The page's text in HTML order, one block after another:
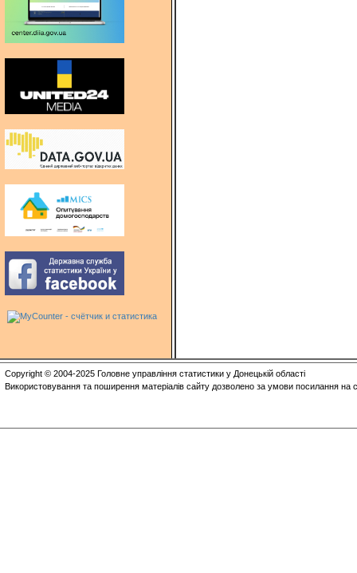
Copyright © 2004-2025 Головне управління статистики у Донецькій області
Використовування та поширення матеріалів сайту дозволено за умови посилання на